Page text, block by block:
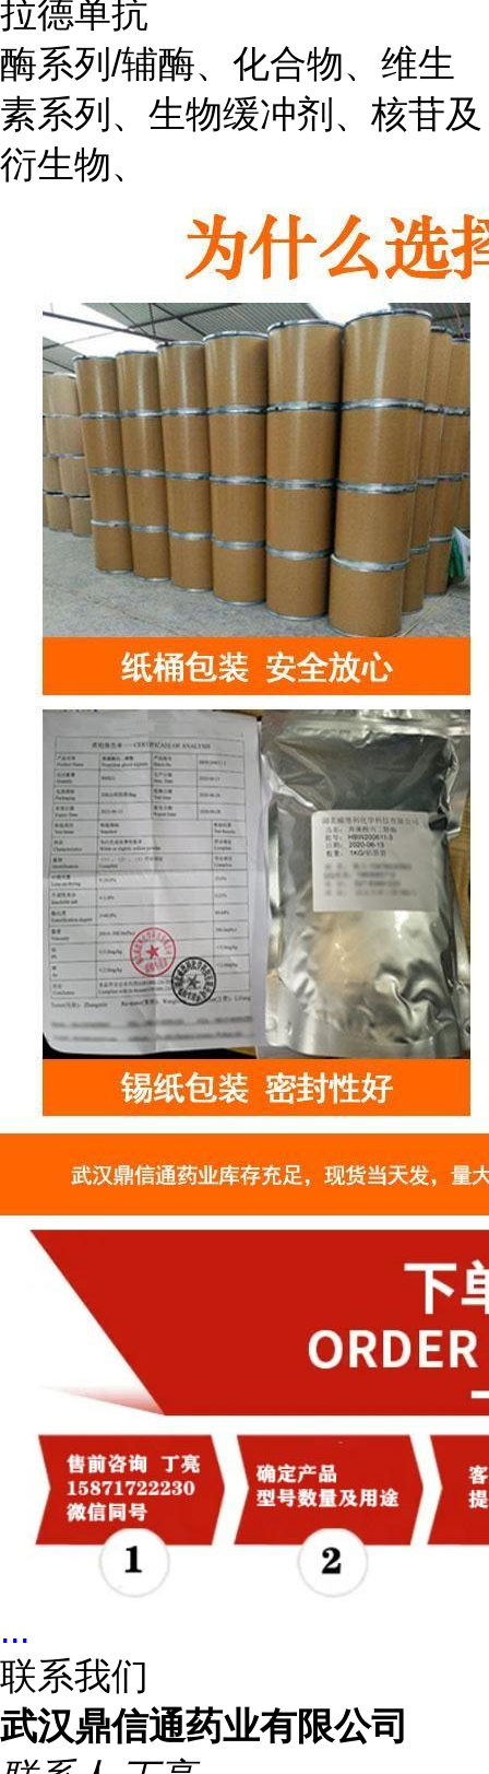
拉德单抗
酶系列/辅酶、化合物、维生
素系列、生物缓冲剂、核苷及
衍生物、
...
联系我们
武汉鼎信通药业有限公司